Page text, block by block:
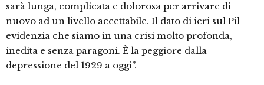
sarà lunga, complicata e dolorosa per arrivare di
nuovo ad un livello accettabile. Il dato di ieri sul Pil
evidenzia che siamo in una crisi molto profonda,
inedita e senza paragoni. È la peggiore dalla
depressione del 1929 a oggi”.